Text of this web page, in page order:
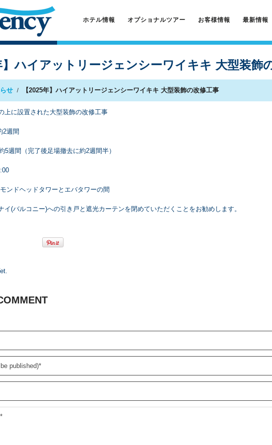
ホテル情報 オプショナルツアー お客様情報 最新情報
】ハイアットリージェンシーワイキキ 大型装飾
せ 【2025年】ハイアットリージェンシーワイキキ 大型装飾の改修工事
上に設置された大型装飾の改修工事
2週間
5週間（完了後足場撤去に約2週間半）
ンドヘッドタワーとエバタワーの間
イ(バルコニー)への引き戸と遮光カーテンを閉めていただくことをお勧めします。